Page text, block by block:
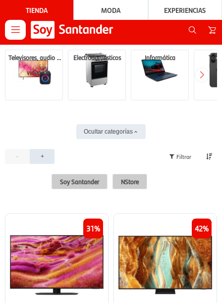
TIENDA MODA EXPERIENCIAS

Televisores, audio y
video
Electrodomésticos Informática
Ocultar categorías
- +
Soy Santander NStore
31 42